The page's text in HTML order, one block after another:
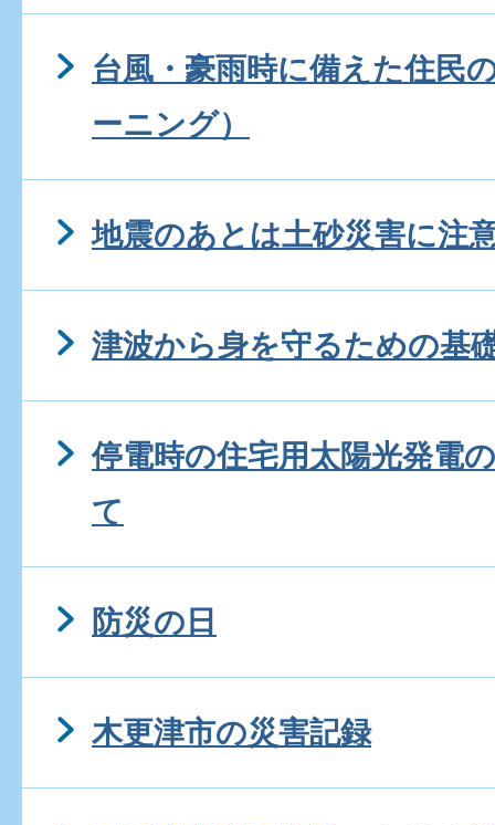
台風・豪雨時に備えた住民
ーニング）
地震のあとは土砂災害に注
津波から身を守るための基
停電時の住宅用太陽光発電
て
防災の日
木更津市の災害記録